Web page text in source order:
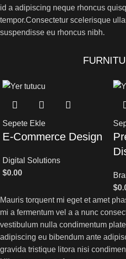
id a adipiscing neque rhoncus
tempor.Consectetur scelerisque
suspendisse eu rhoncus nibh.
Sepete Ekle
E-Commerce Design
Digital Solutions
$0.00
$
Mauris torquent mi eget et amet
mi a fermentum vel a a nunc
vestibulum nulla condimentum
adipiscing eu bibendum ante
gravida tristique litora nisi